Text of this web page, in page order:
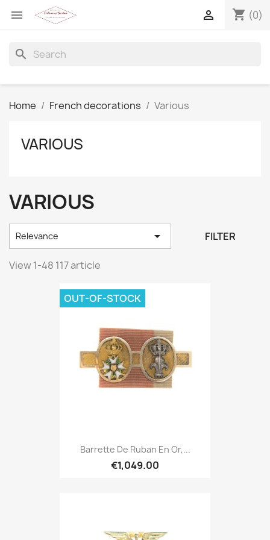
 shopping_cart (0)

search
Home French decorations Various
VARIOUS
VARIOUS
Relevance  FILTER
View 1-48 117 article
Barrette De Ruban En Or,...
€1,049.00
OUT-OF-STOCK